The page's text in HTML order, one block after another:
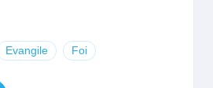
Evangile Foi